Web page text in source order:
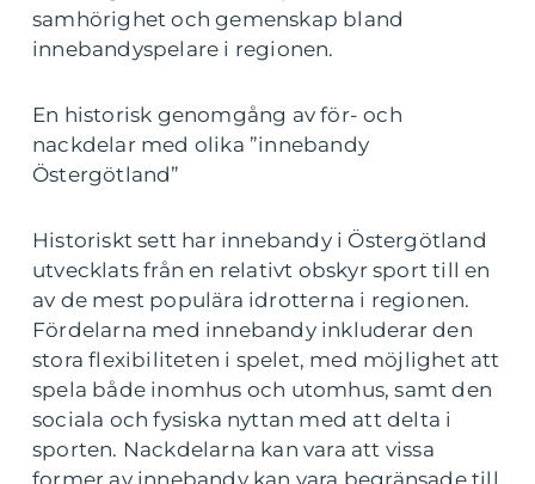
samhörighet och gemenskap bland
innebandyspelare i regionen.
En historisk genomgång av för- och
nackdelar med olika ”innebandy
Östergötland”
Historiskt sett har innebandy i Östergötland
utvecklats från en relativt obskyr sport till en
av de mest populära idrotterna i regionen.
Fördelarna med innebandy inkluderar den
stora flexibiliteten i spelet, med möjlighet att
spela både inomhus och utomhus, samt den
sociala och fysiska nyttan med att delta i
sporten. Nackdelarna kan vara att vissa